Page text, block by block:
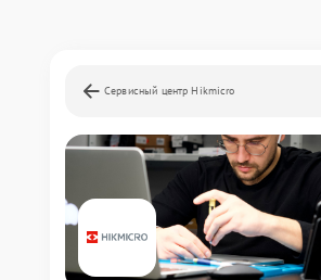
Сервисный центр Hikmicro